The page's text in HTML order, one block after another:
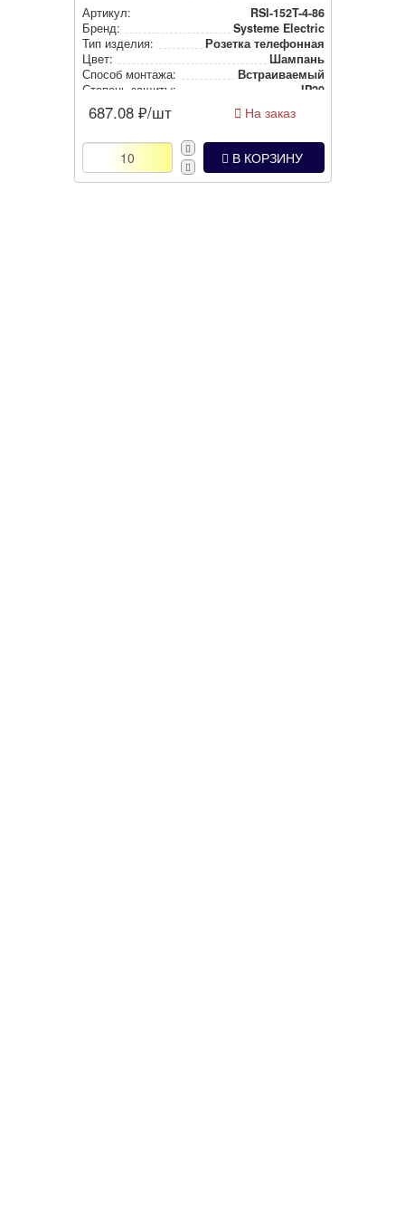
Артикул:
RSI-152T-4-86
Бренд:
Systeme Electric
Тип изделия:
Розетка телефонная
Цвет:
Шампань
Способ монтажа:
Встра­ива­емый
Степень защиты:
IP20
687.08 ₽/шт На заказ
В КОРЗИНУ